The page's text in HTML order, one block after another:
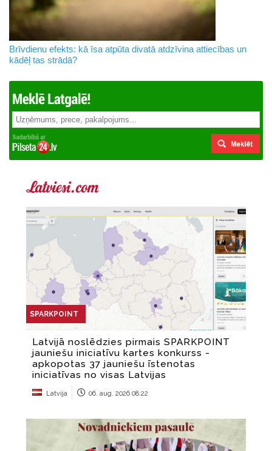
Brīvdienu efekts: kā īsa atpūta divatā atdzīvina attiecības un
kādēļ tas strādā?